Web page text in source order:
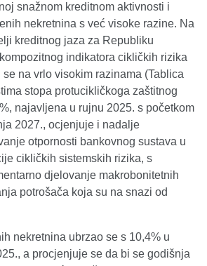
snažnom kreditnom aktivnosti i
nekretnina s već visoke razine. Na
kreditnog jaza za Republiku
indikatora cikličkih rizika
na vrlo visokim razinama (Tablica
stopa protucikličkoga zaštitnog
najavljena u rujnu 2025. s početkom
2027., ocjenjuje i nadalje
otpornosti bankovnog sustava u
cikličkih sistemskih rizika, s
djelovanje makrobonitetnih
potrošača koja su na snazi od
nekretnina ubrzao se s 10,4% u
a procjenjuje se da bi se godišnja